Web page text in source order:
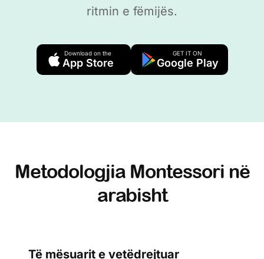
ritmin e fëmijës.
Download on the
App Store
GET IT ON
Google Play
Metodologjia Montessori në
arabisht
Të mësuarit e vetëdrejtuar